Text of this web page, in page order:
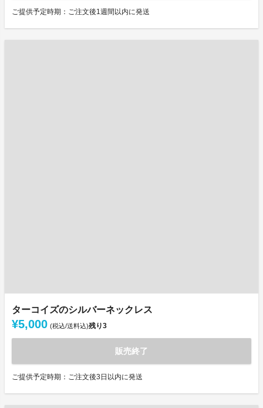
ご提供予定時期：ご注文後1週間以内に発送
ターコイズのシルバーネックレス
¥5,000 (税込/送料込)残り3
販売終了
ご提供予定時期：ご注文後3日以内に発送